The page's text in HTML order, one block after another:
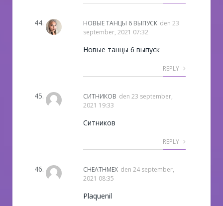
НОВЫЕ ТАНЦЫ 6 ВЫПУСК den 23
september, 2021 07:32
Новые танцы 6 выпуск
REPLY
СИТНИКОВ den 23 september,
2021 19:33
Ситников
REPLY
CHEATHMEX den 24 september,
2021 08:35
Plaquenil